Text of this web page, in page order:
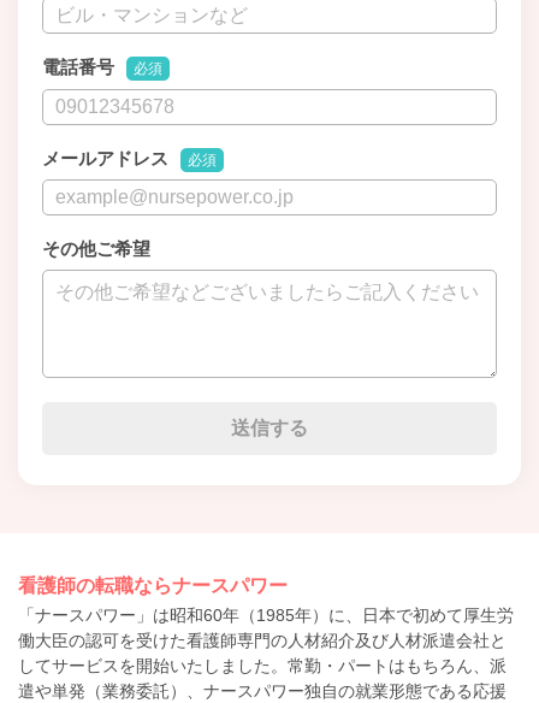
電話番号 必須
メールアドレス 必須
その他ご希望
看護師の転職ならナースパワー
「ナースパワー」は昭和60年（1985年）に、日本で初めて厚生労
働大臣の認可を受けた看護師専門の人材紹介及び人材派遣会社と
してサービスを開始いたしました。常勤・パートはもちろん、派
遣や単発（業務委託）、ナースパワー独自の就業形態である応援